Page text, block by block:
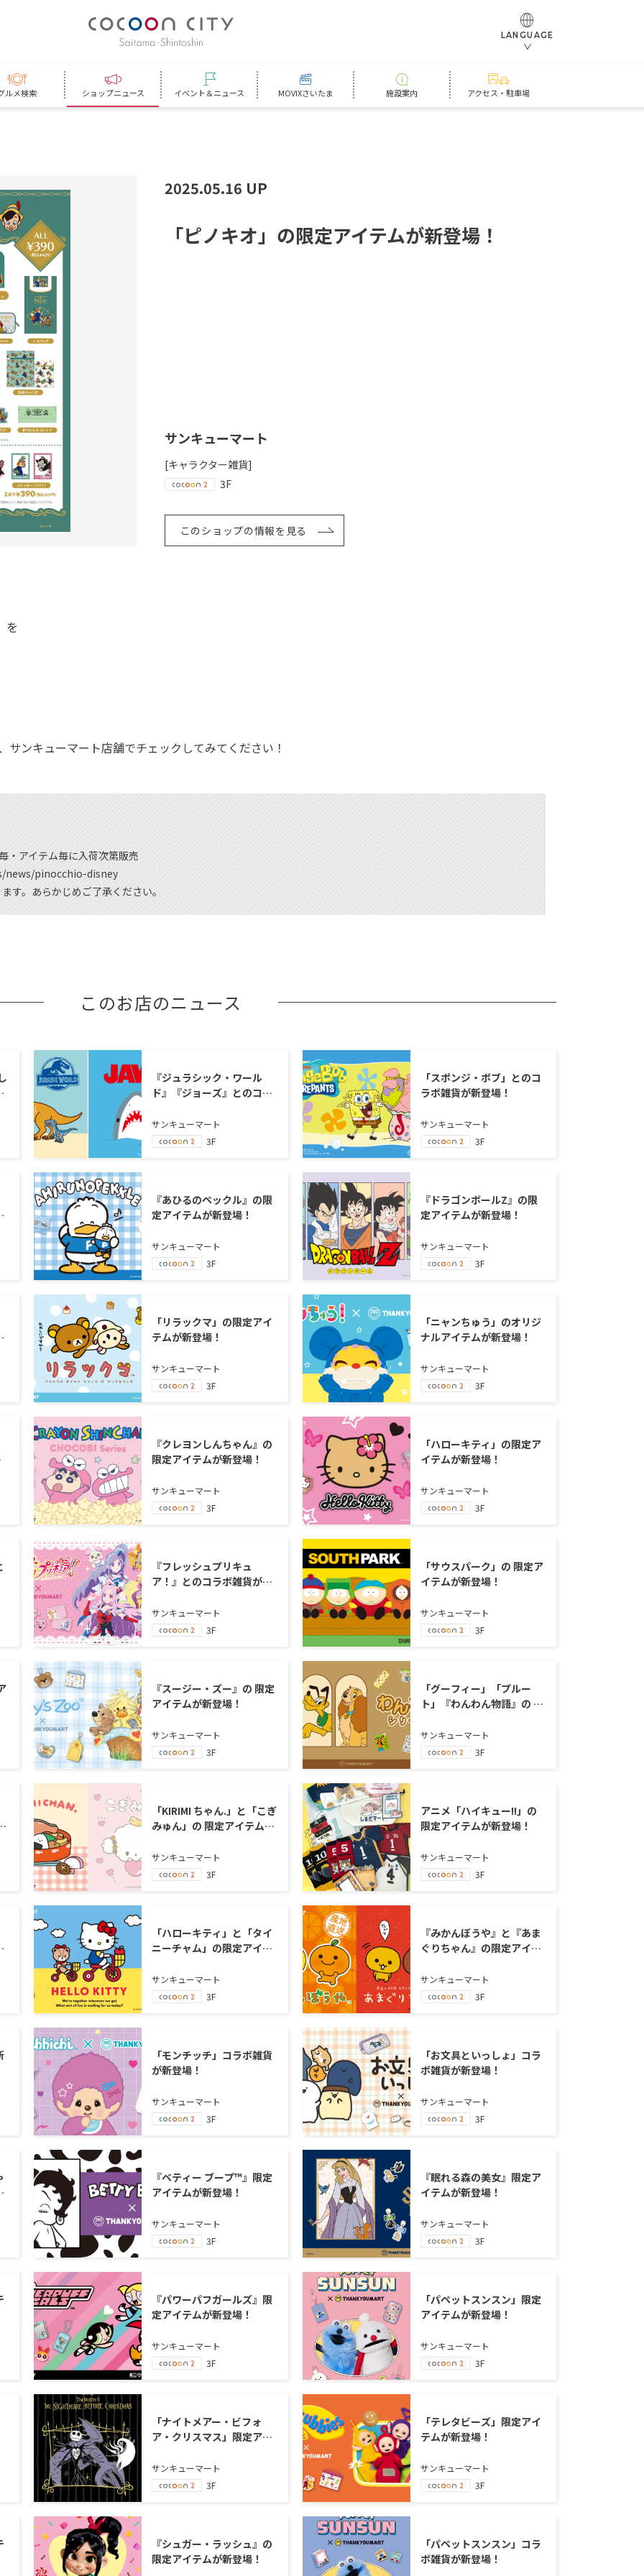
LANGUAGE
ルメ検索 ショップニュース イベント＆ニュース MOVIXさいたま 施設案内 アクセス・駐車場
2025.05.16 UP
「ピノキオ 」 の限定アイテムが新登場 ！
サンキューマート
[キャラクター雑貨]
3F
このショップの情報を見る
を
ンキューマート店舗でチェックしてみてください！
・アイテム毎に入荷次第販売
pinocchio-disney
す。あらかじめご了承ください。
このお店のニュース
『ジュラシック・ワール
ド』『ジョーズ』とのコラ
サンキューマート
3F
「スポンジ・ボブ」とのコ
ラボ雑貨が新登場！
サンキューマート
3F
『あひるのペックル』の限
定アイテムが新登場！
サンキューマート
3F
『ドラゴンボールZ』の限
定アイテムが新登場！
サンキューマート
3F
「リラックマ」の限定アイ
テムが新登場！
サンキューマート
3F
「ニャンちゅう」のオリジ
ナルアイテムが新登場！
サンキューマート
3F
『クレヨンしんちゃん』の
限定アイテムが新登場！
サンキューマート
3F
「ハローキティ」の限定ア
イテムが新登場！
サンキューマート
3F
『フレッシュプリキュ
ア！』とのコラボ雑貨が新
サンキューマート
3F
「サウスパーク」の 限定ア
イテムが新登場！
サンキューマート
3F
『スージー・ズー』の 限定
アイテムが新登場！
サンキューマート
3F
「グーフィー」「プルー
ト」『わんわん物語』の 限
サンキューマート
3F
「KIRIMI ちゃん.」と「こぎ
みゅん」の 限定アイテムが
サンキューマート
3F
アニメ「ハイキュー!!」の
限定アイテムが新登場！
サンキューマート
3F
「ハローキティ」と「タイ
ニーチャム」の限定アイテ
サンキューマート
3F
『みかんぼうや』と『あま
ぐりちゃん』の限定アイテ
サンキューマート
3F
「モンチッチ」コラボ雑貨
が新登場！
サンキューマート
3F
「お文具といっしょ」コラ
ボ雑貨が新登場！
サンキューマート
3F
『ベティー ブープ™』限定
アイテムが新登場！
サンキューマート
3F
『眠れる森の美女』限定ア
イテムが新登場！
サンキューマート
3F
『パワーパフガールズ』限
定アイテムが新登場！
サンキューマート
3F
「パペットスンスン」限定
アイテムが新登場！
サンキューマート
3F
「ナイトメアー・ビフォ
ア・クリスマス」限定アイ
サンキューマート
3F
「テレタビーズ」限定アイ
テムが新登場！
サンキューマート
3F
『シュガー・ラッシュ』の
限定アイテムが新登場！
「パペットスンスン」コラ
ボ雑貨が新登場！